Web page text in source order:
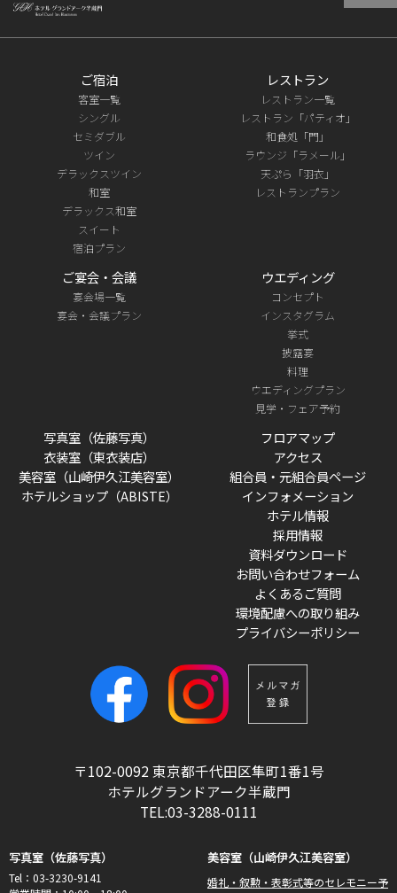
ご宿泊
客室一覧
シングル
セミダブル
ツイン
デラックスツイン
和室
デラックス和室
スイート
宿泊プラン
レストラン
レストラン一覧
レストラン「パティオ」
和食処「門」
ラウンジ「ラメール」
天ぷら「羽衣」
レストランプラン
ご宴会・会議
宴会場一覧
宴会・会議プラン
ウエディング
コンセプト
インスタグラム
挙式
披露宴
料理
ウエディングプラン
見学・フェア予約
写真室（佐藤写真）
衣装室（東衣装店）
美容室（山崎伊久江美容室）
ホテルショップ（ABISTE）
フロアマップ
アクセス
組合員・元組合員ページ
インフォメーション
ホテル情報
採用情報
資料ダウンロード
お問い合わせフォーム
よくあるご質問
環境配慮への取り組み
プライバシーポリシー
〒102-0092 東京都千代田区隼町1番1号
ホテルグランドアーク半蔵門
TEL:03-3288-0111
写真室（佐藤写真）
Tel：03-3230-9141
美容室（山崎伊久江美容室）
婚礼・叙勲・表彰式等のセレモニー予